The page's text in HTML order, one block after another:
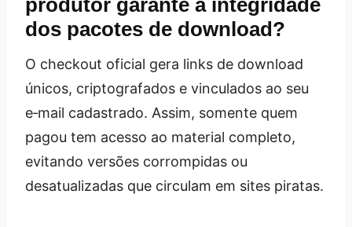
dos pacotes de download?
O checkout oficial gera links de download
únicos, criptografados e vinculados ao seu
e‑mail cadastrado. Assim, somente quem
pagou tem acesso ao material completo,
evitando versões corrompidas ou
desatualizadas que circulam em sites piratas.